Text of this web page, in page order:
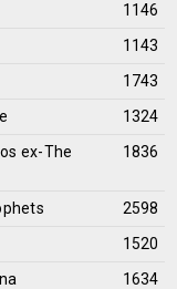
1146
1143
1743
1324
ex-The
1836
2598
1520
1634